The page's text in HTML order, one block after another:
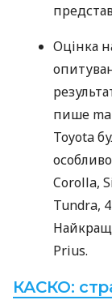
Оцінка
пише
Toyota
Corolla,
Tundra,
Prius.
КАСКО: